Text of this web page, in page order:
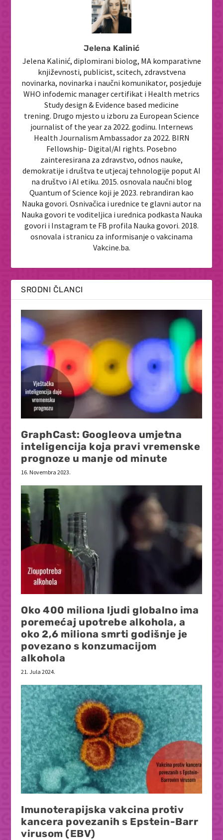
Jelena Kalinić
Jelena Kalinić, diplomirani biolog, MA komparativne
književnosti, publicist, scitech, zdravstvena
novinarka, novinarka i naučni komunikator, posjeduje
WHO infodemic manager certifikat i Health metrics
Study design & Evidence based medicine
trening. Drugo mjesto u izboru za European Science
journalist of the year za 2022. godinu. Internews
Health Journalism Ambassador za 2022. BIRN
Fellowship- Digital/AI rights. Posebno
zainteresirana za zdravstvo, odnos nauke,
demokratije i društva te utjecaj tehnologije poput AI
na društvo i AI etiku. 2015. osnovala naučni blog
Quantum of Science koji je 2023. rebrandiran kao
Nauka govori. Osnivačica i urednice te glavni autor na
Nauka govori te voditeljica i urednica podkasta Nauka
govori i Instagram te FB profila Nauka govori. 2018.
osnovala i stranicu za informisanje o vakcinama
Vakcine.ba.
SRODNI ČLANCI
GraphCast: Googleova umjetna
inteligencija koja pravi vremenske
prognoze u manje od minute
16. Novembra 2023.
Oko 400 miliona ljudi globalno ima
poremećaj upotrebe alkohola, a
oko 2,6 miliona smrti godišnje je
povezano s konzumacijom
alkohola
21. Jula 2024.
Imunoterapijska vakcina protiv
kancera povezanih s Epstein-Barr
virusom (EBV)